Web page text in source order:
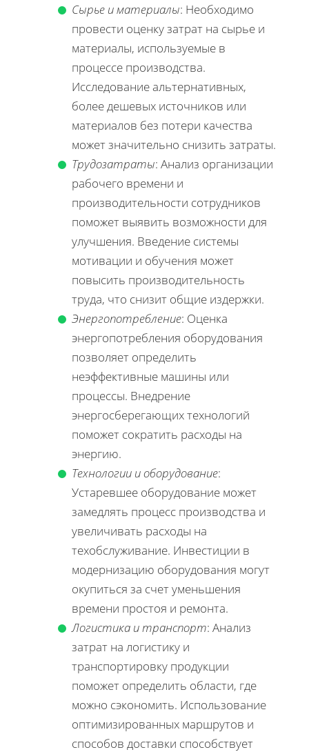
Сырье и материалы: Необходимо
провести оценку затрат на сырье и
материалы, используемые в
процессе производства.
Исследование альтернативных,
более дешевых источников или
материалов без потери качества
может значительно снизить затраты.
Трудозатраты: Анализ организации
рабочего времени и
производительности сотрудников
поможет выявить возможности для
улучшения. Введение системы
мотивации и обучения может
повысить производительность
труда, что снизит общие издержки.
Энергопотребление: Оценка
энергопотребления оборудования
позволяет определить
неэффективные машины или
процессы. Внедрение
энергосберегающих технологий
поможет сократить расходы на
энергию.
Технологии и оборудование:
Устаревшее оборудование может
замедлять процесс производства и
увеличивать расходы на
техобслуживание. Инвестиции в
модернизацию оборудования могут
окупиться за счет уменьшения
времени простоя и ремонта.
Логистика и транспорт: Анализ
затрат на логистику и
транспортировку продукции
поможет определить области, где
можно сэкономить. Использование
оптимизированных маршрутов и
способов доставки способствует